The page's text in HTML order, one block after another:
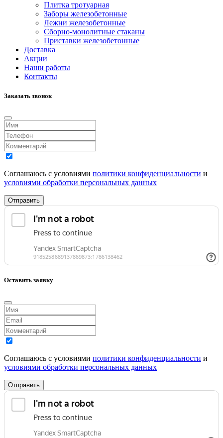
Плитка тротуарная
Заборы железобетонные
Лежни железобетонные
Сборно-монолитные стаканы
Приставки железобетонные
Доставка
Акции
Наши работы
Контакты
Заказать звонок
Соглашаюсь с условиями политики конфиденциальности и
условиями обработки персональных данных
Отправить
Оставить заявку
Соглашаюсь с условиями политики конфиденциальности и
условиями обработки персональных данных
Отправить